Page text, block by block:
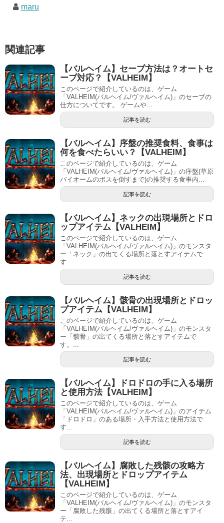
maru
関連記事
【バルヘイム】セーブ方法は？オートセ
ーブ対応？【VALHEIM】
このページで紹介しているのは、ゲーム
「VALHEIM(バルヘイム/ヴァルヘイム)」のセーブの
仕方についてです。 ゲームや...
記事を読む
【バルヘイム】序盤の推奨食料、食事は
何を食べたらいい？【VALHEIM】
このページで紹介しているのは、ゲーム
「VALHEIM(バルヘイム/ヴァルヘイム)」の序盤(草原
バイオームのボスを倒すまで)の推奨する食事内...
記事を読む
【バルヘイム】ネックの出現場所とドロ
ップアイテム【VALHEIM】
このページで紹介しているのは、ゲーム
「VALHEIM(バルヘイム/ヴァルヘイム)」のモンスタ
ー「ネック」の出てくる場所と落とすアイテムで
す...
記事を読む
【バルヘイム】骸骨の出現場所とドロッ
プアイテム【VALHEIM】
このページで紹介しているのは、ゲーム
「VALHEIM(バルヘイム/ヴァルヘイム)」のモンスタ
ー「骸骨」の出てくる場所と落とすアイテムで
す。...
記事を読む
【バルヘイム】ドロドロの手に入る場所
と使用方法【VALHEIM】
このページで紹介しているのは、ゲーム
「VALHEIM(バルヘイム/ヴァルヘイム)」のアイテム
「ドロドロ」のある場所・入手方法と使用方法で
す...
記事を読む
【バルヘイム】腐敗した残骸の攻略方
法、出現場所とドロップアイテム
【VALHEIM】
このページで紹介しているのは、ゲーム
「VALHEIM(バルヘイム/ヴァルヘイム)」のモンスタ
ー「腐敗した残骸」の出てくる場所と落とすアイ
テ...